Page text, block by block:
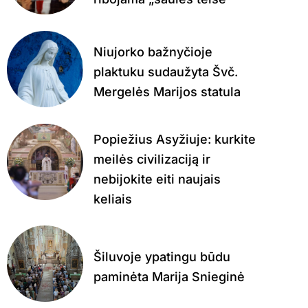
Niujorko bažnyčioje
plaktuku sudaužyta Švč.
Mergelės Marijos statula
Popiežius Asyžiuje: kurkite
meilės civilizaciją ir
nebijokite eiti naujais
keliais
Šiluvoje ypatingu būdu
paminėta Marija Snieginė